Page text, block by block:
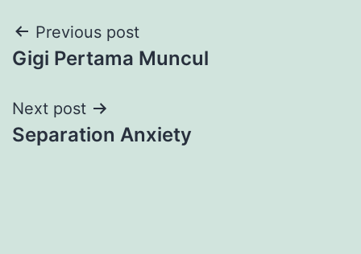
Post
navigation
Previous post
Gigi Pertama Muncul
Next post
Separation Anxiety